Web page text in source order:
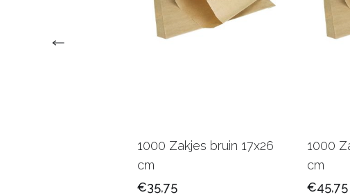
1000 Zakjes bruin 17x26
cm
€35,75
1000
cm
€45,75